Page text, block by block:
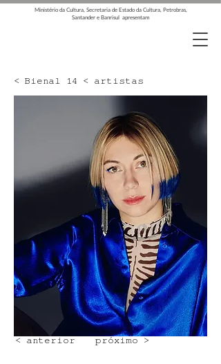
Ministério da Cultura, Secretaria de Estado da Cultura, Petrobras,
Santander e Banrisul apresentam
< Bienal 14 < artistas
próximo >
< anterior